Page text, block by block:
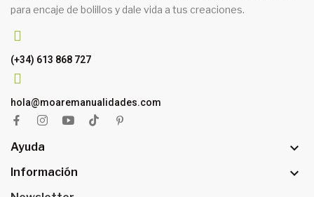
para encaje de bolillos y dale vida a tus creaciones.
(+34) 613 868 727
hola@moaremanualidades.com
Ayuda 
Información 